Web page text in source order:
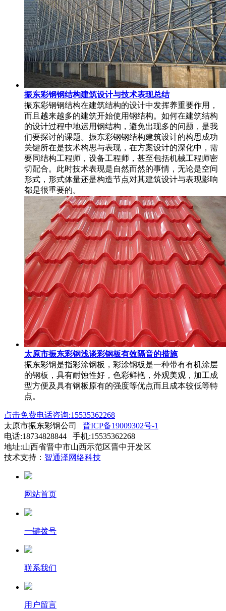
振东彩钢钢结构建筑设计与技术表现总结
振东彩钢钢结构在建筑结构的设计中发挥养重要作用，
而且越来越多的建筑开始使用钢结构。如何在建筑结构
的设计过程中地运用钢结构，避免出现多的问题，是我
们要探讨的课题。振东彩钢钢结构建筑设计的构思成功
关键所在是技术构思与表现，在方案设计的深化中，需
要同结构工程师，设备工程师，甚至包括机械工程师密
切配合。此时技术表现是自然而然的事情，无论是空间
形式，形式体量还是构造节点对其建筑设计与表现影响
都是很重要的。
太原市振东彩钢浅谈彩钢板有效隔音的措施
振东彩钢是指彩涂钢板，彩涂钢板是一种带有有机涂层
的钢板，具有耐蚀性好，色彩鲜艳，外观美观，加工成
型方便及具有钢板原有的强度等优点而且成本较低等特
点。
点击免费电话咨询:15535362268
太原市振东彩钢公司 晋ICP备19009302号-1
电话:18734828844 手机:15535362268
地址:山西省晋中市山西示范区晋中开发区
技术支持： 智通泽网络科技
网站首页
一键拨号
联系我们
用户留言